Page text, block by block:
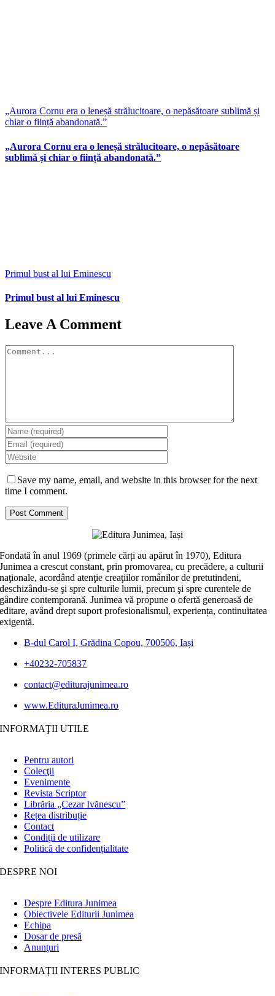
„Aurora Cornu era o leneșă strălucitoare, o nepăsătoare sublimă și
chiar o ființă abandonată.”
„Aurora Cornu era o leneșă strălucitoare, o nepăsătoare
sublimă și chiar o ființă abandonată.”
Primul bust al lui Eminescu
Primul bust al lui Eminescu
Leave A Comment
Comment
Save my name, email, and website in this browser for the next
time I comment.
Fondată în anul 1969 (primele cărți au apărut în 1970), Editura
Junimea a crescut constant, prin promovarea, cu precădere, a culturii
naţionale, acordând atenţie creaţiilor românilor de pretutindeni,
deschizându-se şi spre culturile lumii, precum şi spre curentele de
gândire contemporană. Junimea vă propune o ofertă generoasă de
editare, având drept suport profesionalismul, experiența, continuitatea
exigentă.
B-dul Carol I, Grădina Copou, 700506, Iași
+40232-705837
contact@editurajunimea.ro
www.EdituraJunimea.ro
INFORMAŢII UTILE
Pentru autori
Colecţii
Evenimente
Revista Scriptor
Librăria „Cezar Ivănescu”
Rețea distribuție
Contact
Condiţii de utilizare
Politică de confidențialitate
DESPRE NOI
Despre Editura Junimea
Obiectivele Editurii Junimea
Echipa
Dosar de presă
Anunţuri
INFORMAȚII INTERES PUBLIC